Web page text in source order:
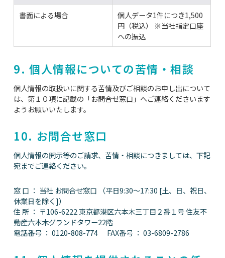
書面による場合
個人データ1件につき1,500
円（税込） ※当社指定口座
への振込
9. 個人情報についての苦情・相談
個人情報の取扱いに関する苦情及びご相談のお申し出について
は、第１０項に記載の「お問合せ窓口」へご連絡くださいます
ようお願いいたします。
10. お問合せ窓口
個人情報の開示等のご請求、苦情・相談につきましては、下記
宛までご連絡ください。
窓 口 ： 当社 お問合せ窓口 （平日9:30～17:30 [土、日、祝日、
休業日を除く]）
住 所 ： 〒106-6222 東京都港区六本木三丁目２番１号 住友不
動産六本木グランドタワー22階
電話番号 ：0120-808-774 FAX番号 ：03-6809-2786